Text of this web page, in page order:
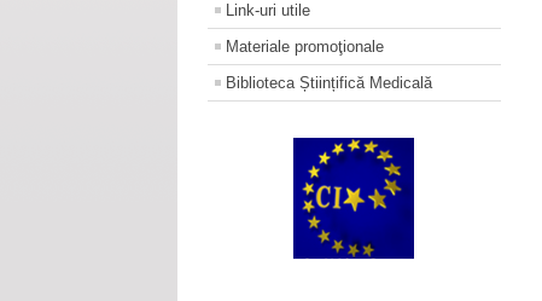
Link-uri utile
Materiale promoţionale
Biblioteca Științifică Medicală